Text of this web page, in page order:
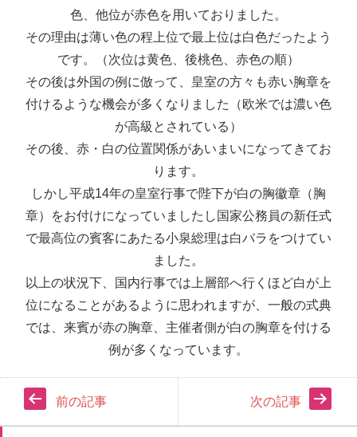
色、他位が赤色を用いておりました。
その理由は薄い色の程上位で最上位は白色だったよう
です。（次位は黄色、後桃色、赤色の順）
その後は外国の例に倣って、皇室の方々も赤い胸章を
付けるような機会が多くなりました（欧米では濃い色
が高級とされている）
その後、赤・白の位置関係があいまいになってきてお
ります。
しかし平成14年の皇室行事で陛下が白の胸徽章（胸
章）をお付けになっていましたし国家公務員の新任式
で最高位の賓客にあたる小泉総理は白バラをつけてい
ました。
以上の状況下、国内行事では上層部へ行くほど白が上
位になることがあるように思われますが、一般の式典
では、来賓が赤の胸章、主催者側が白の胸章を付ける
例が多くなっています。
前の記事 次の記事